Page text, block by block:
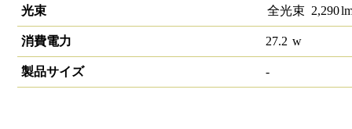
光束 全光束 2,290
消費電力 27.2 w
製品サイズ -